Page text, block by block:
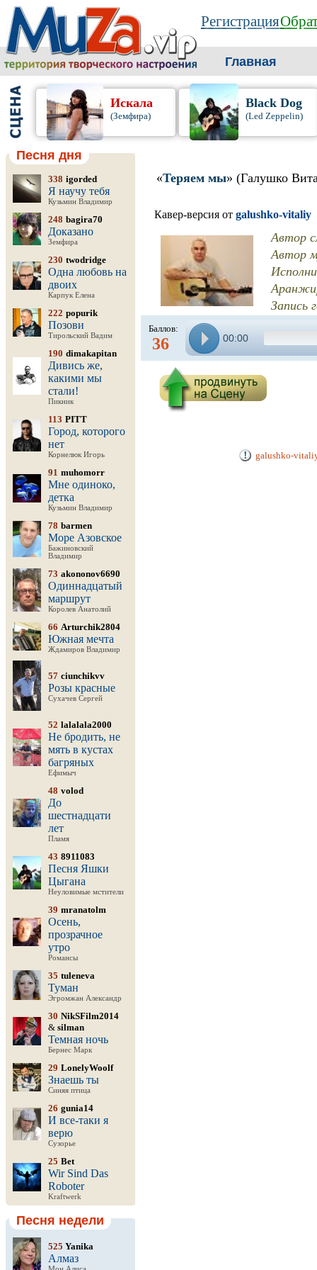
Регистрация
Главная
Искала
(Земфира)
Black Dog
(Led Zeppelin)
Песня дня
338 igorded
Я научу тебя
Кузьмин Владимир
248 bagira70
Доказано
Земфира
230 twodridge
Одна любовь на
двоих
Карпук Елена
222 popurik
Позови
Тирольский Вадим
190 dimakapitan
Дивись же,
какими мы
стали!
Пикник
113 PITT
Город, которого
нет
Корнелюк Игорь
91 muhomorr
Мне одиноко,
детка
Кузьмин Владимир
78 barmen
Море Азовское
Бажиновский
Владимир
73 akononov6690
Одиннадцатый
маршрут
Королев Анатолий
66 Arturchik2804
Южная мечта
Ждамиров Владимир
57 ciunchikvv
Розы красные
Сухачев Сергей
52 lalalala2000
Не бродить, не
мять в кустах
багряных
Ефимыч
48 volod
До
шестнадцати
лет
Пламя
43 8911083
Песня Яшки
Цыгана
Неуловимые мстители
39 mranatolm
Осень,
прозрачное
утро
Романсы
35 tuleneva
Туман
Эгромжан Александр
30 NikSFilm2014
& silman
Темная ночь
Бернес Марк
29 LonelyWoolf
Знаешь ты
Синяя птица
26 gunia14
И все-таки я
верю
Сузорье
25 Bet
Wir Sind Das
Roboter
Kraftwerk
Песня недели
525 Yanika
Алмаз
«Теряем мы» (Галушко
Кавер-версия от galushko-vitaliy
Автор
Автор
Запись
Баллов:
36 00:00
galushko-